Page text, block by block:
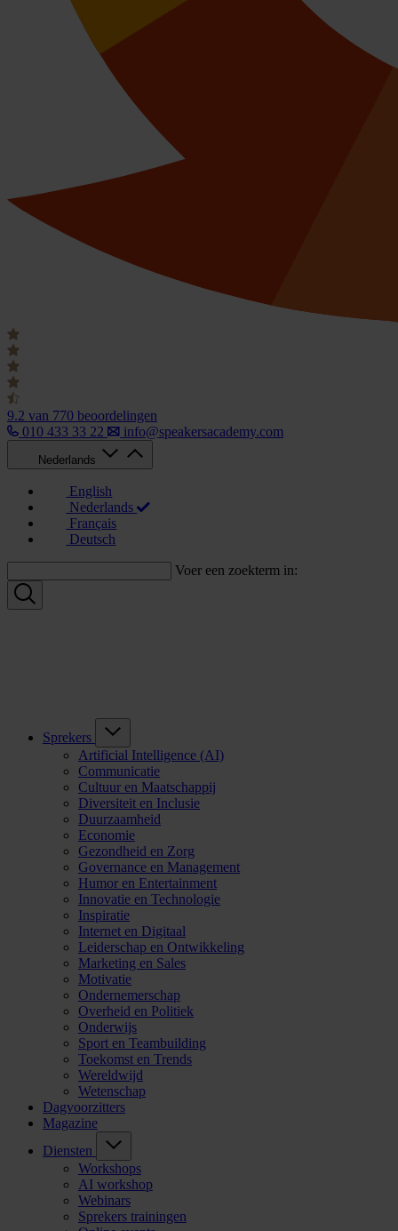
9.2 van 770 beoordelingen
010 433 33 22
info@speakersacademy.com
Nederlands
English
Nederlands
Français
Deutsch
Voer een zoekterm in:
Sprekers
Artificial Intelligence (AI)
Communicatie
Cultuur en Maatschappij
Diversiteit en Inclusie
Duurzaamheid
Economie
Gezondheid en Zorg
Governance en Management
Humor en Entertainment
Innovatie en Technologie
Inspiratie
Internet en Digitaal
Leiderschap en Ontwikkeling
Marketing en Sales
Motivatie
Ondernemerschap
Overheid en Politiek
Onderwijs
Sport en Teambuilding
Toekomst en Trends
Wereldwijd
Wetenschap
Dagvoorzitters
Magazine
Diensten
Workshops
AI workshop
Webinars
Sprekers trainingen